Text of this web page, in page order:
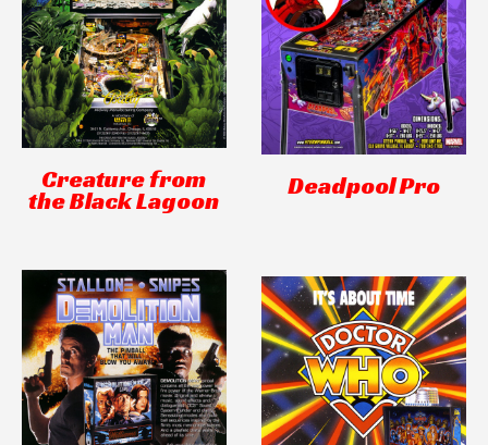
Creature from
the Black Lagoon
Deadpool Pro